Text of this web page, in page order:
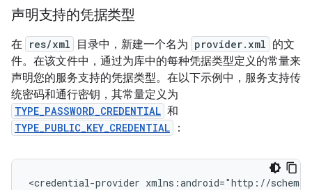
声明支持的凭据类型
在 res/xml 目录中，新建一个名为 provider.xml 的文
件。在该文件中，通过为库中的每种凭据类型定义的常量来
声明您的服务支持的凭据类型。在以下示例中，服务支持传
统密码和通行密钥，其常量定义为
TYPE_PASSWORD_CREDENTIAL 和
TYPE_PUBLIC_KEY_CREDENTIAL ：
<credential-provider